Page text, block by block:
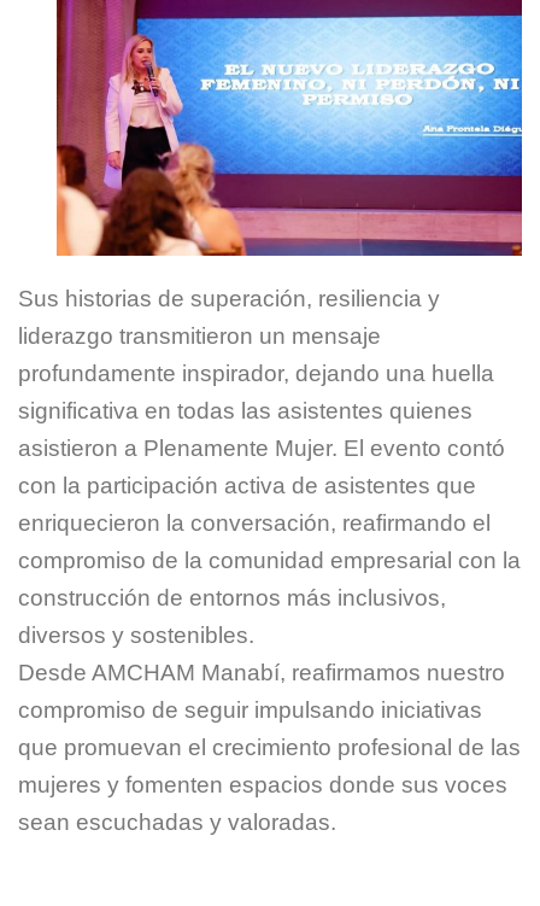
Sus historias de superación, resiliencia y
liderazgo transmitieron un mensaje
profundamente inspirador, dejando una huella
significativa en todas las asistentes quienes
asistieron a Plenamente Mujer. El evento contó
con la participación activa de asistentes que
enriquecieron la conversación, reafirmando el
compromiso de la comunidad empresarial con la
construcción de entornos más inclusivos,
diversos y sostenibles.
Desde AMCHAM Manabí, reafirmamos nuestro
compromiso de seguir impulsando iniciativas
que promuevan el crecimiento profesional de las
mujeres y fomenten espacios donde sus voces
sean escuchadas y valoradas.